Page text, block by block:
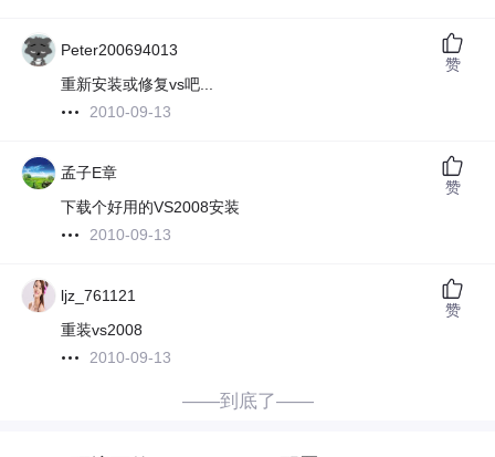
Peter200694013
重新安装或修复vs吧...
2010-09-13
赞
孟子E章
下载个好用的VS2008安装
2010-09-13
赞
ljz_761121
重装vs2008
2010-09-13
赞
——到底了——